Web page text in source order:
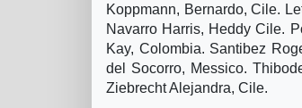
Koppmann, Bernardo, Cile.
Navarro Harris, Heddy Cile.
Kay, Colombia. Santibez
del Socorro, Messico.
Ziebrecht Alejandra, Cile.